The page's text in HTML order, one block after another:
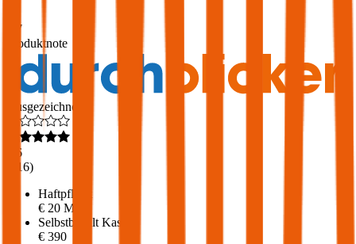
1,7
Produktnote
Ausgezeichnet
4,6
216)
Haftpflicht
€ 20 Mio.
Selbstbehalt Kasko
€ 390